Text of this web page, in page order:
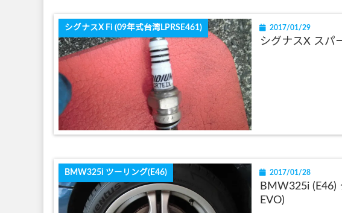
シグナスX Fi (09年式台湾LPRSE461) 2017/01/29
シグナスX スパ
BMW325i ツーリング(E46) 2017/01/28
BMW325i (E46)
EVO)